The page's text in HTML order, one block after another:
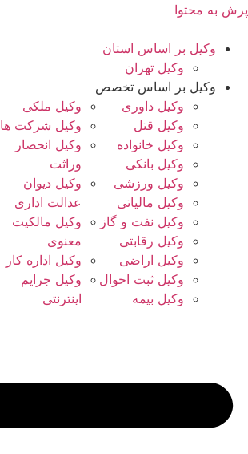
پرش به محتوا
وکیل بر اساس استان
وکیل تهران
وکیل بر اساس تخصص
وکیل داوری
وکیل قتل
وکیل خانواده
وکیل بانکی
وکیل ورزشی
وکیل مالیاتی
وکیل نفت و گاز
وکیل رقابتی
وکیل اراضی
وکیل ثبت احوال
وکیل بیمه
وکیل ملکی
وکیل شرکت ها
وکیل انحصار
وراثت
وکیل دیوان
عدالت اداری
وکیل مالکیت
معنوی
وکیل اداره کار
وکیل جرایم
اینترنتی